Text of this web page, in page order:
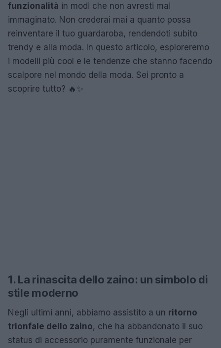
funzionalità in modi che non avresti mai
immaginato. Non crederai mai a quanto possa
reinventare il tuo guardaroba, rendendoti subito
trendy e alla moda. In questo articolo, esploreremo
i modelli più cool e le tendenze che stanno facendo
scalpore nel mondo della moda. Sei pronto a
scoprire tutto? 🔥✨
1. La rinascita dello zaino: un simbolo di
stile moderno
Negli ultimi anni, abbiamo assistito a un ritorno
trionfale dello zaino, che ha abbandonato il suo
status di accessorio puramente funzionale per